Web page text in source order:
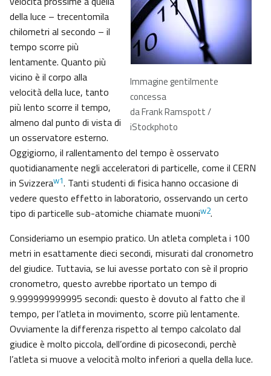
Immagine gentilmente
concessa
da Frank Ramspott /
iStockphoto
della luce – trecentomila
chilometri al secondo – il
tempo scorre più
lentamente. Quanto più
vicino è il corpo alla
velocità della luce, tanto
più lento scorre il tempo,
almeno dal punto di vista di
un osservatore esterno.
Oggigiorno, il rallentamento del tempo è osservato
quotidianamente negli acceleratori di particelle, come il CERN
in Svizzeraw1. Tanti studenti di fisica hanno occasione di
vedere questo effetto in laboratorio, osservando un certo
tipo di particelle sub-atomiche chiamate muoniw2.
Consideriamo un esempio pratico. Un atleta completa i 100
metri in esattamente dieci secondi, misurati dal cronometro
del giudice. Tuttavia, se lui avesse portato con sè il proprio
cronometro, questo avrebbe riportato un tempo di
9.999999999995 secondi: questo è dovuto al fatto che il
tempo, per l’atleta in movimento, scorre più lentamente.
Ovviamente la differenza rispetto al tempo calcolato dal
giudice è molto piccola, dell’ordine di picosecondi, perchè
l’atleta si muove a velocità molto inferiori a quella della luce.